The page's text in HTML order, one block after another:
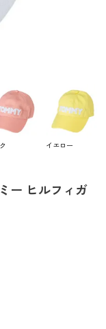
イエロー
ー ヒルフィガ